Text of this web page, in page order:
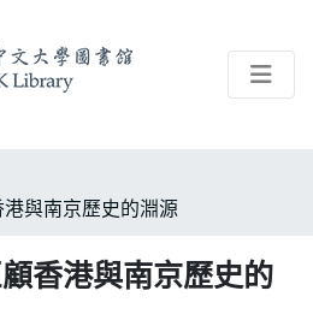
與南京歷史的淵源
香港與南京歷史的